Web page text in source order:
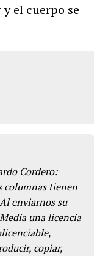
el cuerpo se
Cordero:
columnas tienen
enviarnos su
una licencia
copiar,